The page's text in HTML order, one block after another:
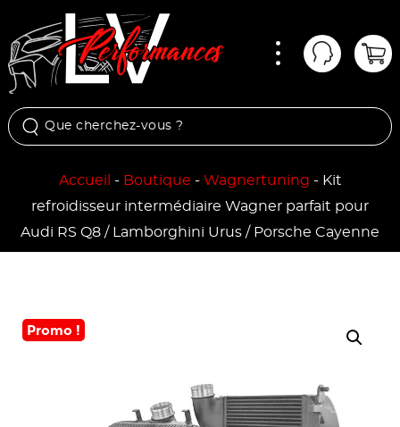
Mon
Accueil - Boutique - Wagnertuning - Kit
refroidisseur intermédiaire Wagner parfait pour
Audi RS Q8 / Lamborghini Urus / Porsche Cayenne
Promo !